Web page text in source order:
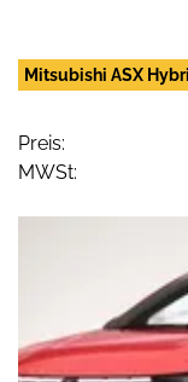
Mitsubishi ASX
Preis:
MWSt: